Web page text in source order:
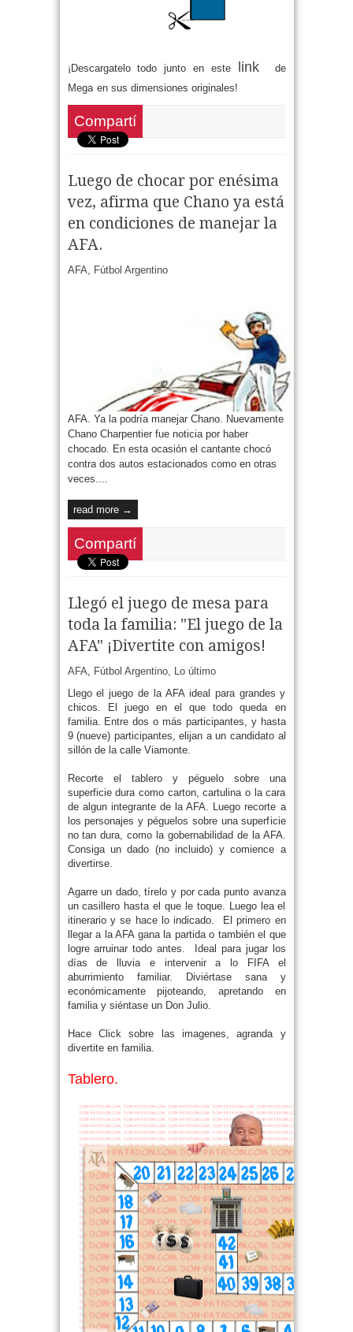
¡Descargatelo todo junto en este link
de
Mega en sus dimensiones originales!
Compartí
Luego de chocar por enésima
vez, afirma que Chano ya está
en condiciones de manejar la
AFA.
AFA, Fútbol Argentino
AFA. Ya la podría manejar Chano. Nuevamente
Chano Charpentier fue noticia por haber
chocado. En esta ocasión el cantante chocó
contra dos autos estacionados como en otras
veces....
read more →
Compartí
Llegó el juego de mesa para
toda la familia: "El juego de la
AFA" ¡Divertite con amigos!
AFA, Fútbol Argentino, Lo último
Llego el juego de la AFA ideal para grandes y
chicos. El juego en el que todo queda en
familia. Entre dos o más participantes, y hasta
9 (nueve) participantes, elijan a un candidato al
sillón de la calle Viamonte.
Recorte el tablero y péguelo sobre una
superficie dura como carton, cartulina o la cara
de algun integrante de la AFA. Luego recorte a
los personajes y péguelos sobre una superficie
no tan dura, como la gobernabilidad de la AFA.
Consiga un dado (no incluido) y comience a
divertirse.
Agarre un dado, tírelo y por cada punto avanza
un casillero hasta el que le toque. Luego lea el
itinerario y se hace lo indicado. El primero en
llegar a la AFA gana la partida o también el que
logre arruinar todo antes. Ideal para jugar los
días de lluvia e intervenir a lo FIFA el
aburrimiento familiar. Diviértase sana y
económicamente pijoteando, apretando en
familia y siéntase un Don Julio.
Hace Click sobre las imagenes, agranda y
divertite en familia.
Tablero.